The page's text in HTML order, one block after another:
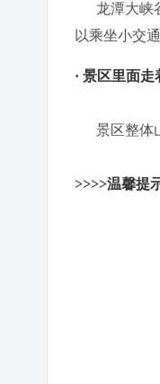
龙潭大峡谷
以乘坐小交
· 景区里面走
景区整体山
>>>>温馨提